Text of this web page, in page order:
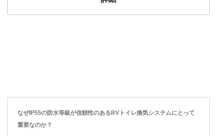
なぜIP55の防水等級が信頼性のあるRVトイレ換気システムにとって
重要なのか？